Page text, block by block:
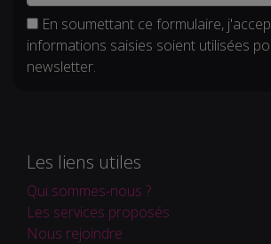
En soumettant ce formulaire,
informations saisies soient utilisées
newsletter.
Les liens utiles
Qui sommes-nous ?
Les services proposés
Nous rejoindre